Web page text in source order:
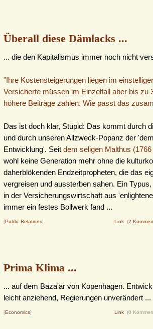
Überall diese Dämlacks ...
... die den Kapitalismus immer noch nicht
"Ihre Kostensteigerungen liegen im
Versicherte müssen im Einzelfall aber bis zu
höhere Beiträge zahlen. Wie passt das
Das ist doch klar, Stupid: Das kommt durch
und durch unseren Allzweck-Popanz der
Entwicklung'. Seit dem seligen Malthus
wohl keine Generation mehr ohne die
daherblökenden Endzeitpropheten, die das
vergreisen und aussterben sahen. Ein
in der Versicherungswirtschaft aus
immer ein festes Bollwerk fand ...
[Public Relations] Link (2
Prima Klima ...
... auf dem Baza'ar von Kopenhagen.
leicht anziehend, Regierungen unverändert ...
[Economics] Link (0